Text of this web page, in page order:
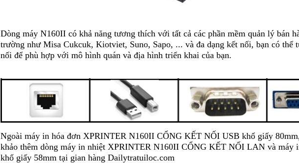
Dòng máy N160II có khả năng tương thích với tất cả các phần mềm quản lý bán
trường như Misa Cukcuk, Kiotviet, Suno, Sapo, ... và đa dạng kết nối, bạn có thể
nối để phù hợp với mô hình quán và địa hình triển khai của bạn.
Ngoài máy in hóa đơn XPRINTER N160II CỔNG KẾT NỐI USB khổ giấy
khảo thêm dòng máy in nhiệt XPRINTER N160II CỔNG KẾT NỐI LAN và máy
khổ giấy 58mm tại gian hàng Dailytratuiloc.com